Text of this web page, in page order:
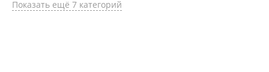
Показать ещё 7 категорий